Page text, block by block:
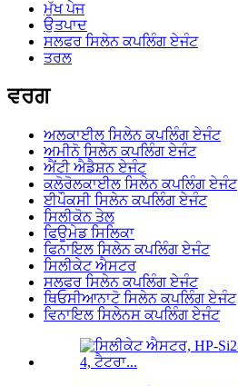
ਮੁੱਖ ਪੇਜ
ਉਤਪਾਦ
ਸਲਫਰ ਸਿਲੇਨ ਕਪਲਿੰਗ ਏਜੰਟ
ਤਰਲ
ਵਰਗ
ਅਲਕਾਈਲ ਸਿਲੇਨ ਕਪਲਿੰਗ ਏਜੰਟ
ਅਮੀਨੋ ਸਿਲੇਨ ਕਪਲਿੰਗ ਏਜੰਟ
ਐਂਟੀ ਐਡੈਸ਼ਨ ਏਜੰਟ
ਕਲੋਰੋਲਕਾਈਲ ਸਿਲੇਨ ਕਪਲਿੰਗ ਏਜੰਟ
ਈਪੌਕਸੀ ਸਿਲੇਨ ਕਪਲਿੰਗ ਏਜੰਟ
ਸਿਲੀਕੋਨ ਤੇਲ
ਫਿਊਮੇਡ ਸਿਲਿਕਾ
ਫਿਨਾਇਲ ਸਿਲੇਨ ਕਪਲਿੰਗ ਏਜੰਟ
ਸਿਲੀਕੇਟ ਐਸਟਰ
ਸਲਫਰ ਸਿਲੇਨ ਕਪਲਿੰਗ ਏਜੰਟ
ਥਿਓਸੀਆਨਾਟੋ ਸਿਲੇਨ ਕਪਲਿੰਗ ਏਜੰਟ
ਵਿਨਾਇਲ ਸਿਲੇਨਸ ਕਪਲਿੰਗ ਏਜੰਟ